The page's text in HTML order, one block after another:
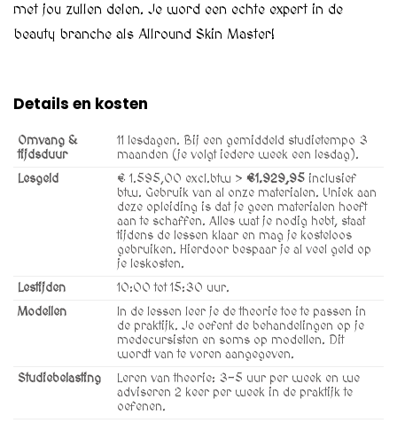
met jou zullen delen. Je word een echte expert in de
beauty branche als Allround Skin Master!
Details en kosten
Omvang &
tijdsduur
11 lesdagen. Bij een gemiddeld studietempo 3
maanden (je volgt iedere week een lesdag).
Lesgeld
€ 1.595,00 excl.btw > €1.929,95‬ inclusief
btw. Gebruik van al onze materialen. Uniek aan
deze opleiding is dat je geen materialen hoeft
aan te schaffen. Alles wat je nodig hebt, staat
tijdens de lessen klaar en mag je kosteloos
gebruiken. Hierdoor bespaar je al veel geld op
je leskosten.
Lestijden
10:00 tot 15:30 uur.
Modellen
In de lessen leer je de theorie toe te passen in
de praktijk. Je oefent de behandelingen op je
medecursisten en soms op modellen. Dit
wordt van te voren aangegeven.
Studiebelasting
Leren van theorie: 3-5 uur per week en we
adviseren 2 keer per week in de praktijk te
oefenen.